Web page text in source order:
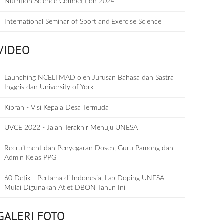
Nutrition Science Competition 2024
International Seminar of Sport and Exercise Science
Launching NCELTMAD oleh Jurusan Bahasa dan Sastra
Inggris dan University of York
Kiprah - Visi Kepala Desa Termuda
UVCE 2022 - Jalan Terakhir Menuju UNESA
Recruitment dan Penyegaran Dosen, Guru Pamong dan
Admin Kelas PPG
60 Detik - Pertama di Indonesia, Lab Doping UNESA
Mulai Digunakan Atlet DBON Tahun Ini
FOTO